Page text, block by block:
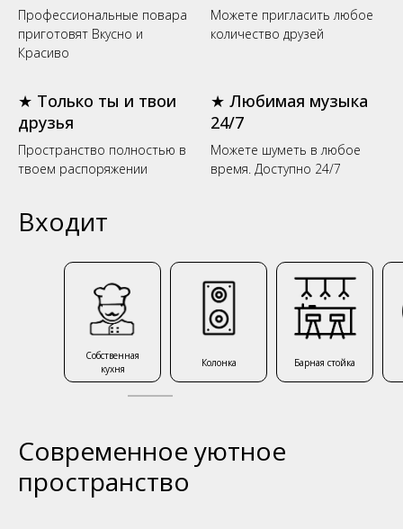
Профессиональные повара
приготовят Вкусно и
Красиво
Можете пригласить любое
количество друзей
★ Только ты и твои
друзья
Пространство полностью в
твоем распоряжении
★ Любимая музыка
24/7
Можете шуметь в любое
время. Доступно 24/7
Входит
Колонка
Собственная
кухня
Барная стойка
Современное уютное
пространство